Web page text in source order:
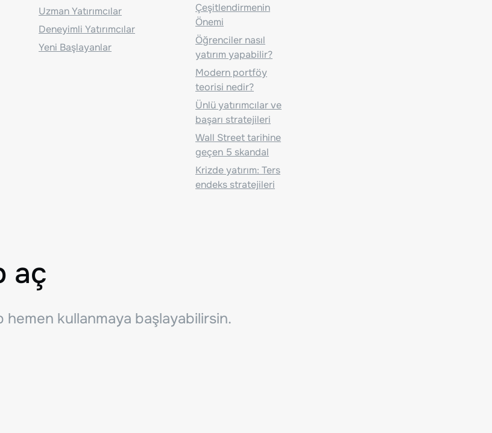
Uzman Yatırımcılar
Deneyimli Yatırımcılar
Yeni Başlayanlar
Çeşitlendirmenin
Önemi
Öğrenciler nasıl
yatırım yapabilir?
Modern portföy
teorisi nedir?
Ünlü yatırımcılar ve
başarı stratejileri
Wall Street tarihine
geçen 5 skandal
Krizde yatırım: Ters
endeks stratejileri
aç
hemen kullanmaya başlayabilirsin.